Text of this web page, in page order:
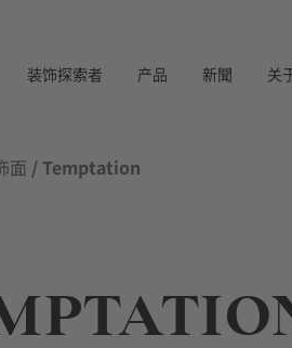
装饰探索者 产品 新聞 关
面 / Temptation